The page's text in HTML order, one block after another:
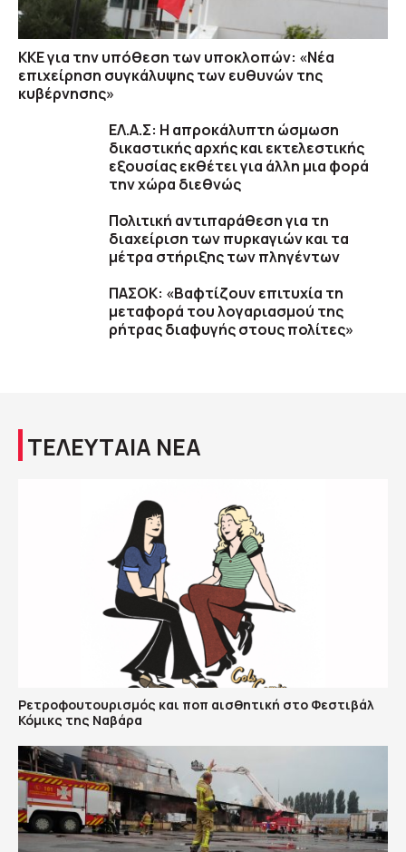
ΚΚΕ για την υπόθεση των υποκλοπών: «Νέα
επιχείρηση συγκάλυψης των ευθυνών της
κυβέρνησης»
ΕΛ.Α.Σ: Η απροκάλυπτη ώσμωση
δικαστικής αρχής και εκτελεστικής
εξουσίας εκθέτει για άλλη μια φορά
την χώρα διεθνώς
Πολιτική αντιπαράθεση για τη
διαχείριση των πυρκαγιών και τα
μέτρα στήριξης των πληγέντων
ΠΑΣΟΚ: «Βαφτίζουν επιτυχία τη
μεταφορά του λογαριασμού της
ρήτρας διαφυγής στους πολίτες»
ΤΕΛΕΥΤΑΙΑ ΝΕΑ
Ρετροφουτουρισμός και ποπ αισθητική στο Φεστιβάλ
Κόμικς της Ναβάρα